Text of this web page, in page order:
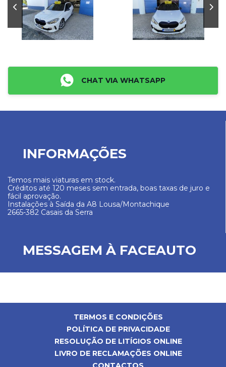
CHAT VIA WHATSAPP
INFORMAÇÕES
Temos mais viaturas em stock.
Créditos até 120 meses sem entrada, boas taxas de juro e
fácil aprovação.
Instalações à Saída da A8 Lousa/Montachique
2665-382 Casais da Serra
MESSAGEM À FACEAUTO
TERMOS E CONDIÇÕES
POLÍTICA DE PRIVACIDADE
RESOLUÇÃO DE LITÍGIOS ONLINE
LIVRO DE RECLAMAÇÕES ONLINE